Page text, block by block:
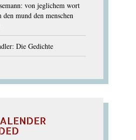
von jeglichem wort
den mund den menschen
Die Gedichte